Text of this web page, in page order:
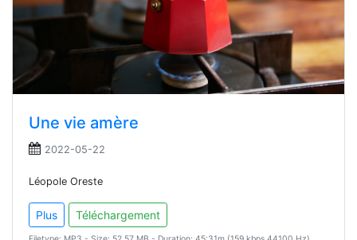
Une vie amère
2022-05-22
Léopole Oreste
Plus Téléchargement